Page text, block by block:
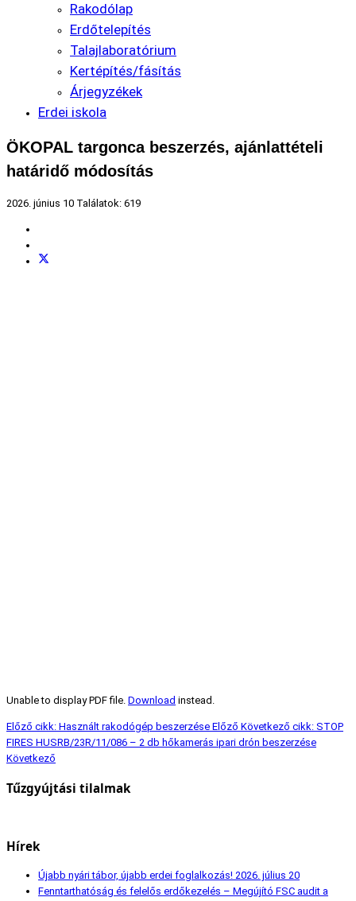
Rakodólap
Erdőtelepítés
Talajlaboratórium
Kertépítés/fásítás
Árjegyzékek
Erdei iskola
ÖKOPAL targonca beszerzés, ajánlattételi
határidő módosítás
2026. június 10 Találatok: 619
Unable to display PDF file. Download instead.
Előző cikk: Használt rakodógép beszerzése Előző Következő cikk: STOP
FIRES HUSRB/23R/11/086 – 2 db hőkamerás ipari drón beszerzése
Következő
Tűzgyújtási tilalmak
Hírek
Újabb nyári tábor, újabb erdei foglalkozás! 2026. július 20
Fenntarthatóság és felelős erdőkezelés – Megújító FSC audit a